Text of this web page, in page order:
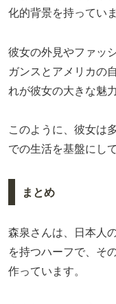
化的背景を持っていま
彼女の外見やファッ
ガンスとアメリカの
れが彼女の大きな魅
このように、彼女は
での生活を基盤にし
まとめ
森泉さんは、日本人
を持つハーフで、そ
作っています。